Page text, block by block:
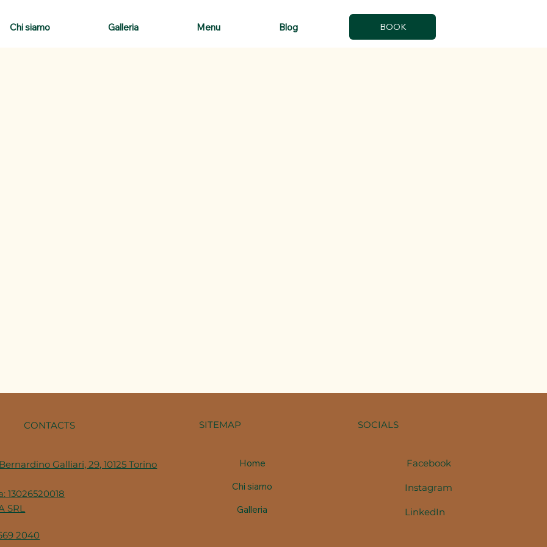
Chi siamo Galleria Menu Blog BOOK
CONTACTS
Galliari, 29, 10125 Torino
13026520018
SRL
2040
SITEMAP
Home
Chi siamo
Galleria
SOCIALS
Facebook
Instagram
LinkedIn